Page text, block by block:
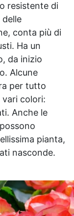
resistente di
conta più di
Ha un
da inizio
Alcune
per tutto
vari colori:
Anche le
pianta,
nasconde.